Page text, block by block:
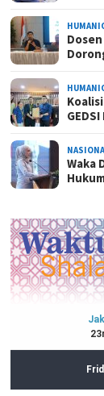
Dosen
Waka